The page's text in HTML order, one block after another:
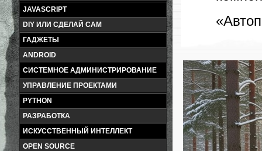
JAVASCRIPT
DIY ИЛИ СДЕЛАЙ САМ
ГАДЖЕТЫ
ANDROID
СИСТЕМНОЕ АДМИНИСТРИРОВАНИЕ
УПРАВЛЕНИЕ ПРОЕКТАМИ
PYTHON
РАЗРАБОТКА
ИСКУССТВЕННЫЙ ИНТЕЛЛЕКТ
OPEN SOURCE